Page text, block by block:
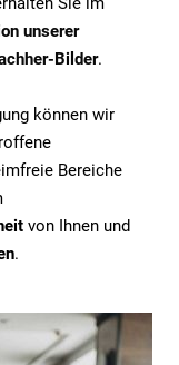
unserer
Bilder.
können wir
Bereiche
von Ihnen und
.